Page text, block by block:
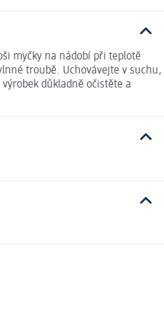
myčky na nádobí při teplotě
troubě. Uchovávejte v suchu,
důkladně očistěte a